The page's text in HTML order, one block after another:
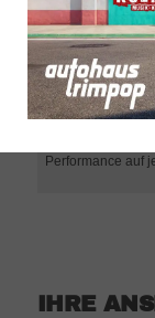
Im ALLGRIP-e
jahrzehntelange
Elektromobilität.
vollelektrische
Performance auf
IHRE